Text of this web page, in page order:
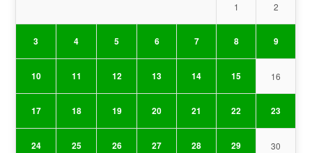
1 2
3 4 5 6 7 8 9
10 11 12 13 14 15 16
17 18 19 20 21 22 23
24 25 26 27 28 29 30